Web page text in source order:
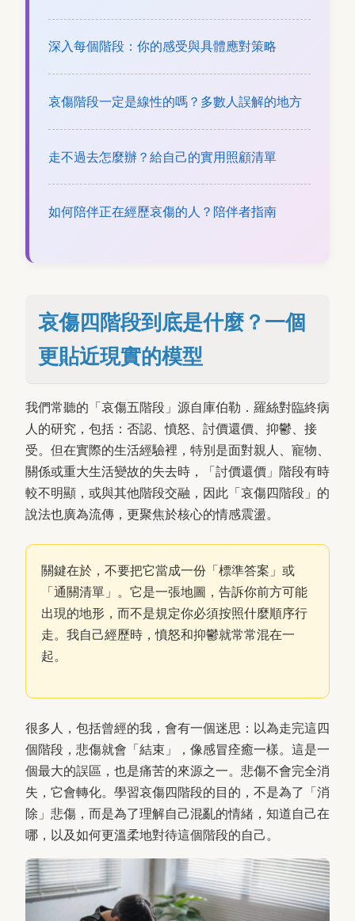
深入每個階段：你的感受與具體應對策略
哀傷階段一定是線性的嗎？多數人誤解的地方
走不過去怎麼辦？給自己的實用照顧清單
如何陪伴正在經歷哀傷的人？陪伴者指南
哀傷四階段到底是什麼？一個
更貼近現實的模型
我們常聽的「哀傷五階段」源自庫伯勒．羅絲對臨終病
人的研究，包括：否認、憤怒、討價還價、抑鬱、接
受。但在實際的生活經驗裡，特別是面對親人、寵物、
關係或重大生活變故的失去時，「討價還價」階段有時
較不明顯，或與其他階段交融，因此「哀傷四階段」的
說法也廣為流傳，更聚焦於核心的情感震盪。
關鍵在於，不要把它當成一份「標準答案」或
「通關清單」。它是一張地圖，告訴你前方可能
出現的地形，而不是規定你必須按照什麼順序行
走。我自己經歷時，憤怒和抑鬱就常常混在一
起。
很多人，包括曾經的我，會有一個迷思：以為走完這四
個階段，悲傷就會「結束」，像感冒痊癒一樣。這是一
個最大的誤區，也是痛苦的來源之一。悲傷不會完全消
失，它會轉化。學習哀傷四階段的目的，不是為了「消
除」悲傷，而是為了理解自己混亂的情緒，知道自己在
哪，以及如何更溫柔地對待這個階段的自己。